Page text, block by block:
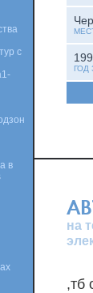
ГОД
на
,тб
с
в